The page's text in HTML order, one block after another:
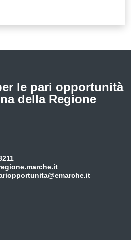
le pari opportunità
della Regione